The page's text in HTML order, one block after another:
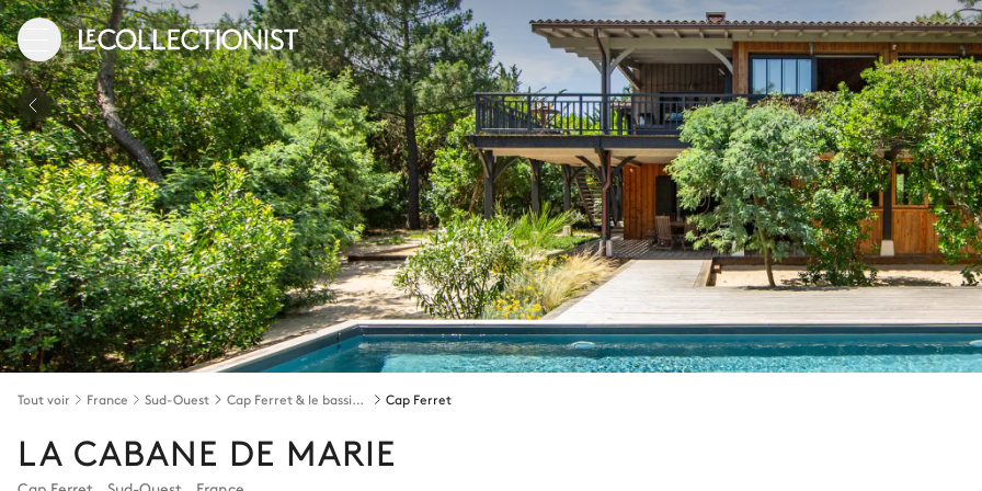
Tout voir France Sud-Ouest Cap Ferret & le bassin d'Arcachon Cap Ferret
LA CABANE DE MARIE